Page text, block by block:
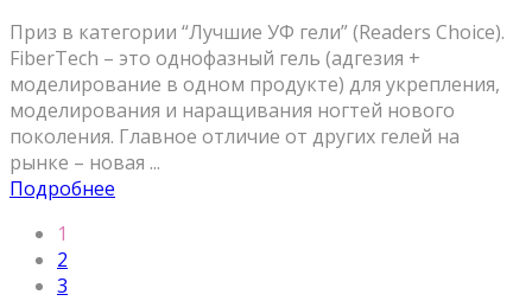
Приз в категории “Лучшие УФ гели” (Readers Choice).
FiberTech – это однофазный гель (адгезия +
моделирование в одном продукте) для укрепления,
моделирования и наращивания ногтей нового
поколения. Главное отличие от других гелей на
рынке – новая ...
Подробнее
1
2
3